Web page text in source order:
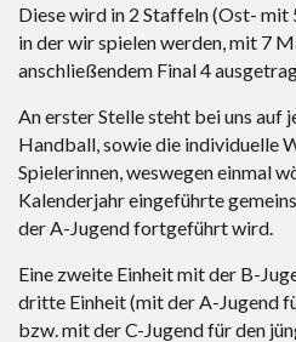
Diese wird in 2 Staffeln (Ost- mit
in der wir spielen werden, mit 7
anschließendem Final 4
An erster Stelle steht bei uns auf
Handball, sowie die individuelle
Spielerinnen, weswegen einmal
Kalenderjahr eingeführte
der A-Jugend fortgeführt wird.
Eine zweite Einheit mit der B-
dritte Einheit (mit der A-Jugend
bzw. mit der C-Jugend für den